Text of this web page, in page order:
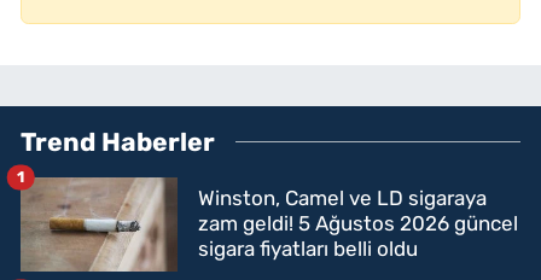
Trend Haberler
Winston, Camel ve LD sigaraya
zam geldi! 5 Ağustos 2026 güncel
sigara fiyatları belli oldu
1